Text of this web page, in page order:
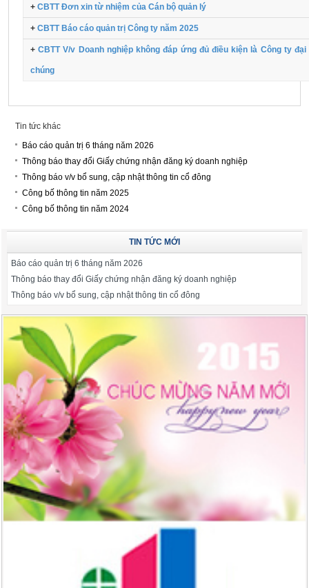
+ CBTT Đơn xin từ nhiệm của Cán bộ quản lý
+ CBTT Báo cáo quản trị Công ty năm 2025
+CBTT V/v Doanh nghiệp không đáp ứng đủ điều kiện là Công ty đại
chúng
Tin tức khác
Báo cáo quản trị 6 tháng năm 2026
Thông báo thay đổi Giấy chứng nhận đăng ký doanh nghiệp
Thông báo v/v bổ sung, cập nhật thông tin cổ đông
Công bố thông tin năm 2025
Công bố thông tin năm 2024
TIN TỨC MỚI
Báo cáo quản trị 6 tháng năm 2026
Thông báo thay đổi Giấy chứng nhận đăng ký doanh nghiệp
Thông báo v/v bổ sung, cập nhật thông tin cổ đông